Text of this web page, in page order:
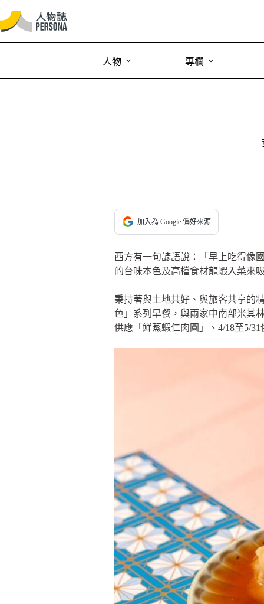
人物 專欄
加入為 Google 偏好來源
西方有一句諺語說：「早上吃得像
的台味本色及高檔食材龍蝦入菜來
秉持著與土地共好、與旅客共享的
色」系列早餐，與兩家中南部米其
供應「鮮蒸蝦仁肉圓」、4/18至5/